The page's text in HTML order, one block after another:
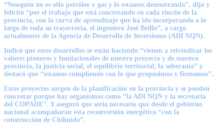
“Neuquén no es sólo petróleo y gas y lo estamos demostrando”, dijo y
felicitó “por el trabajo que está concretando en cada rincón de la
provincia, con la curva de aprendizaje que ha ido incorporando a lo
largo de toda su trayectoria, el ingeniero José Brillo”, a cargo
actualmente de la Agencia de Desarrollo de Inversiones (ADI NQN).
Indicó que estos desarrollos se están haciendo “vienen a reivindicar los
valores pioneros y fundacionales de nuestro proyecto y de nuestra
provincia, la justicia social, el equilibrio territorial, la soberanía” y
destacó que “estamos cumpliendo con lo que propusimos y firmamos”.
Estos proyectos surgen de la planificación en la provincia y se pueden
concretar porque hay organismos como “la ADI NQN y la secretaría
del COPADE”. Y aseguró que sería necesario que desde el gobierno
nacional acompañaran esta reconversión energética “con la
construcción de Chihuido”.